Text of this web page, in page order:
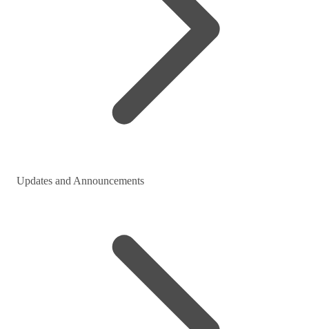
Updates and Announcements